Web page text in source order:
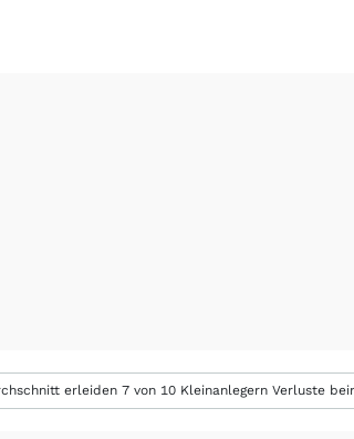
erleiden 7 von 10 Kleinanlegern Verluste